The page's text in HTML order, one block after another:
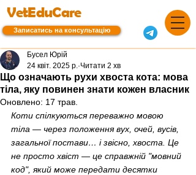
VetEduCare
Записатись на консультацію
Що означають рухи хвоста кота: мова
тіла, яку повинен знати кожен власник
Бусел Юрій
24 квіт. 2025 р. Читати 2 хв
Оновлено: 17 трав.
Коти спілкуються переважно мовою
тіла — через положення вух, очей, вусів,
загальної постави… і звісно, хвоста. Це
не просто хвіст — це справжній "мовний
код", який може передати десятки